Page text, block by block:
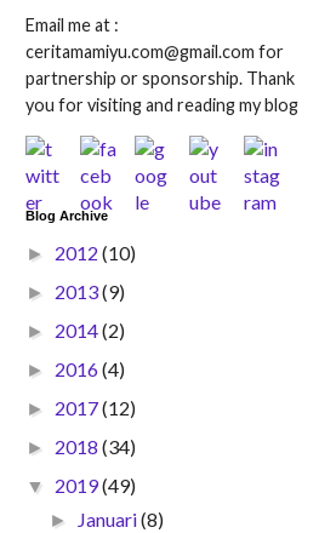
Email me at :
ceritamamiyu.com@gmail.com for
partnership or sponsorship. Thank
you for visiting and reading my blog
Blog Archive
► 2012 (10)
► 2013(9)
► 2014(2)
► 2016(4)
► 2017(12)
► 2018 (34)
▼ 2019(49)
► Januari(8)